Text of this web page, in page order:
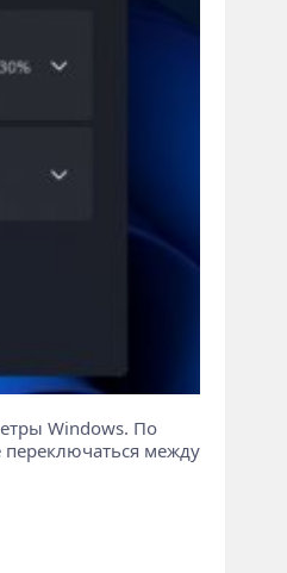
Windows. По
между